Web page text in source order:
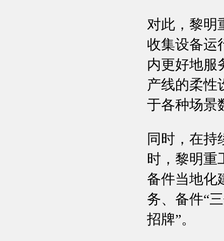
对此，黎明
收集设备运
内更好地服
产线的柔性
于各种场景
同时，在持
时，黎明重
备件当地化
务、备件“
招牌”。